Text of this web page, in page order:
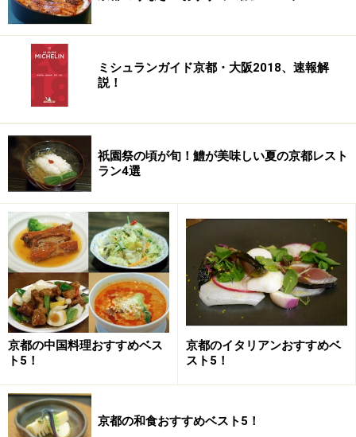
竹内栖鳳の鮎のお軸が目を惹きます
そして、床の間には竹内栖鳳の鮎のお軸。これぞ京都の
夏室礼というお出迎えに汗もすっと引っ込みます。
まずは吉兆オリジナルの日本酒「吉兆貞翁」でスタート
まずは、たおやかな着物姿で登場されたお女将さんから
バカラの盃でご挨拶の一献を戴き、お食事の始まり。冷
酒は貞一翁に因んで名づけられた「吉兆貞翁」。古い縁
金千筋バカラの徳利が、これまた涼しげな銀製のクーラ
ーに入っての登場です。
次ページからは盛夏のコース料理 を御紹介します
い。
※メニューや料金などのデータは、取材時または記事公開時点で
の内容です。
ミシュランガイド京都・大阪2018、速報解
説！
祇園祭の頃が旬！鱧が美味しい夏の京都レスト
ラン4選
京都の中国料理おすすめベス
ト5！
京都のイタリアンおすすめベ
スト5！
京都の和食おすすめベスト5！